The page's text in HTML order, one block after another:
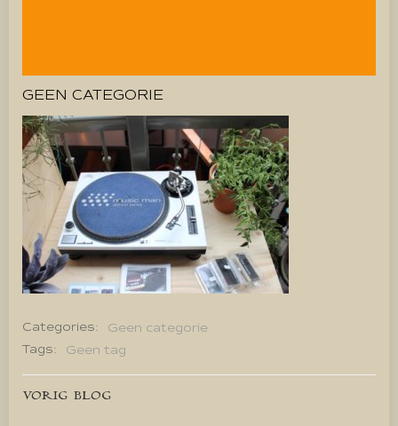
GEEN CATEGORIE
Categories:
Geen categorie
Tags:
Geen tag
Bericht
VORIG BLOG